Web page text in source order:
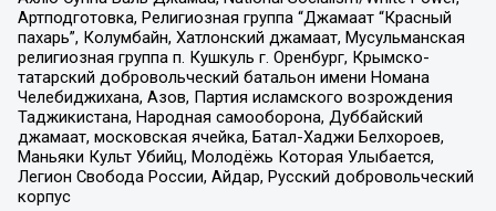
Артподготовка, Религиозная группа “Джамаат “Красный
пахарь”, Колумбайн, Хатлонский джамаат, Мусульманская
религиозная группа п. Кушкуль г. Оренбург, Крымско-
татарский добровольческий батальон имени Номана
Челебиджихана, Азов, Партия исламского возрождения
Таджикистана, Народная самооборона, Дуббайский
джамаат, московская ячейка, Батал-Хаджи Белхороев,
Маньяки Культ Убийц, Молодёжь Которая Улыбается,
Легион Свобода России, Айдар, Русский добровольческий
корпус